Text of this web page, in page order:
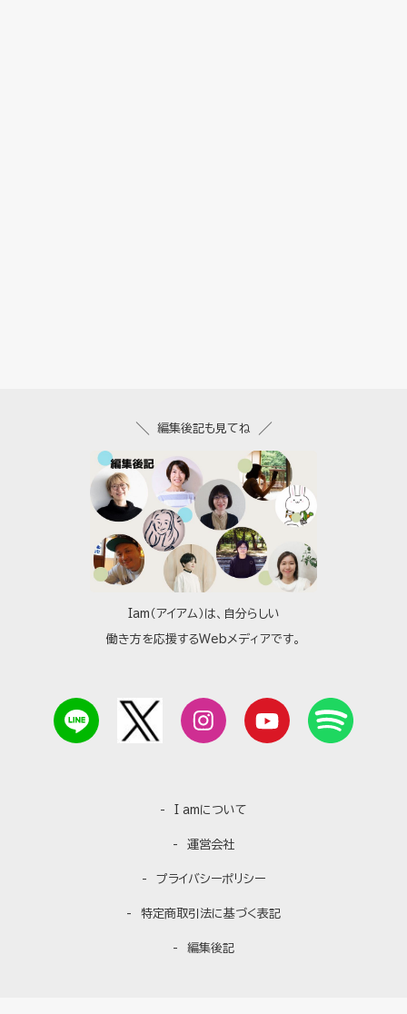
Iam（アイアム）は、自分らしい
働き方を応援するWebメディアです。
I amについて
運営会社
プライバシーポリシー
特定商取引法に基づく表記
編集後記
編集後記も見てね